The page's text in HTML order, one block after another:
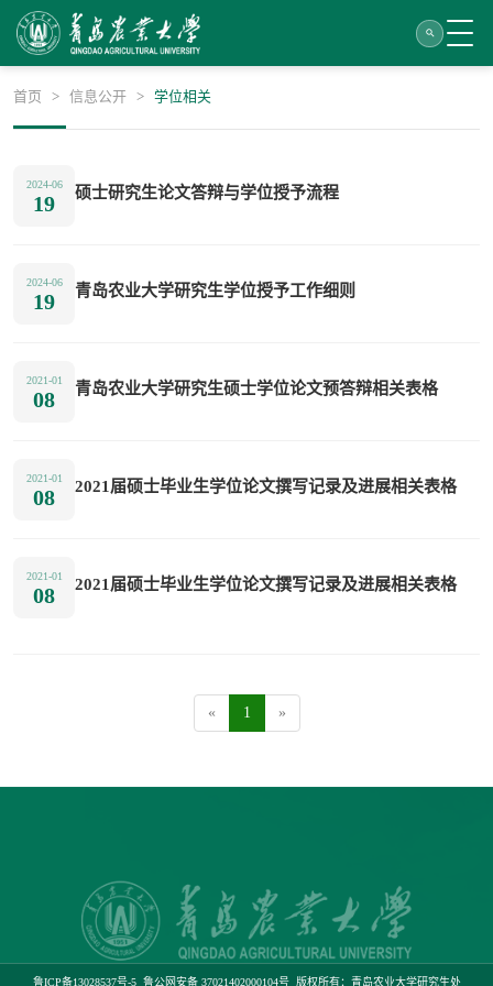
首页 > 信息公开 > 学位相关
2024-06
19 硕士研究生论文答辩与学位授予流程
2024-06
19 青岛农业大学研究生学位授予工作细则
2021-01
08 青岛农业大学研究生硕士学位论文预答辩相关表格
2021-01
08 2021届硕士毕业生学位论文撰写记录及进展相关表格
2021-01
08 2021届硕士毕业生学位论文撰写记录及进展相关表格
« 1 »
鲁ICP备13028537号-5 鲁公网安备 37021402000104号 版权所有：青岛农业大学研究生处